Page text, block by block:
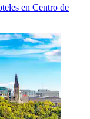
en Centro de